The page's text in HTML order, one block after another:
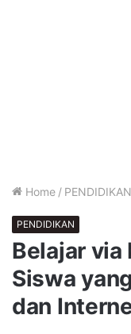
Home / PENDIDIKAN
PENDIDIKAN
Belajar via
Siswa
dan